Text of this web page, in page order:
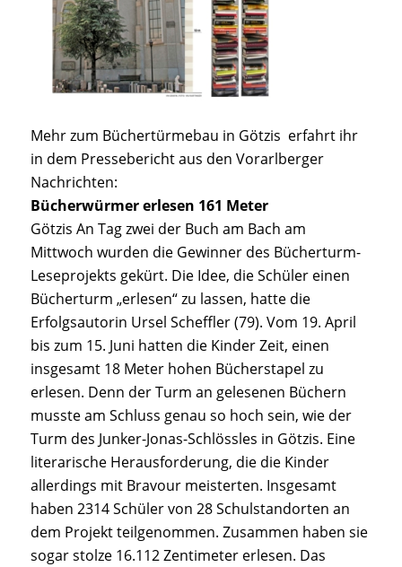
Mehr zum Büchertürmebau in Götzis erfahrt ihr
in dem Pressebericht aus den Vorarlberger
Nachrichten:
Bücherwürmer erlesen 161 Meter
Götzis An Tag zwei der Buch am Bach am
Mittwoch wurden die Gewinner des Bücherturm-
Leseprojekts gekürt. Die Idee, die Schüler einen
Bücherturm „erlesen“ zu lassen, hatte die
Erfolgsautorin Ursel Scheffler (79). Vom 19. April
bis zum 15. Juni hatten die Kinder Zeit, einen
insgesamt 18 Meter hohen Bücherstapel zu
erlesen. Denn der Turm an gelesenen Büchern
musste am Schluss genau so hoch sein, wie der
Turm des Junker-Jonas-Schlössles in Götzis. Eine
literarische Herausforderung, die die Kinder
allerdings mit Bravour meisterten. Insgesamt
haben 2314 Schüler von 28 Schulstandorten an
dem Projekt teilgenommen. Zusammen haben sie
sogar stolze 16.112 Zentimeter erlesen. Das